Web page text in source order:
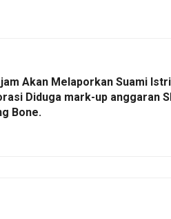
Akan Melaporkan Suami Istri
Diduga mark-up anggaran
Bone.